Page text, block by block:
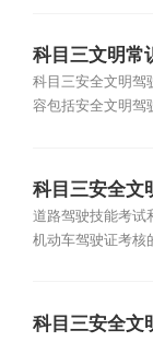
科目三文明常
科目三安全文明驾
容包括安全文明驾
科目三安全文
道路驾驶技能考试
机动车驾驶证考核
科目三安全文